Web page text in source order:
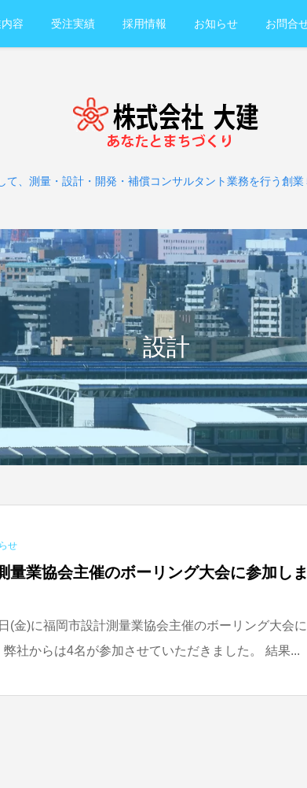
容 受注実績 採用情報 お知らせ お問合
て、測量・設計・開発・補償コンサルタント業務を行う創業
設計
せ
量業協会主催のボーリング大会に参加しま
(金)に福岡市設計測量業協会主催のボーリング大会に
社からは4名が参加させていただきました。 結果...